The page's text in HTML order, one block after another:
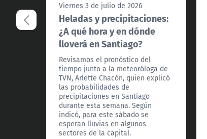
Viernes 3 de julio de 2026
Heladas y precipitaciones:
¿A qué hora y en dónde
lloverá en Santiago?
Revisamos el pronóstico del
tiempo junto a la meteoróloga de
TVN, Arlette Chacón, quien explicó
las probabilidades de
precipitaciones en Santiago
durante esta semana. Según
indicó, para este sábado se
esperan lluvias en algunos
sectores de la capital.